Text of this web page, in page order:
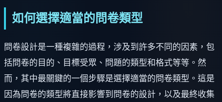
如何選擇適當的問卷類型
問卷設計是一種複雜的過程，涉及到許多不同的因素，包
括問卷的目的、目標受眾、問題的類型和格式等等。然
而，其中最關鍵的一個步驟是選擇適當的問卷類型。這是
因為問卷的類型將直接影響到問卷的設計，以及最終收集